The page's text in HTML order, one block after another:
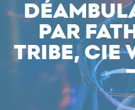
PAR
TRIBE, CIE